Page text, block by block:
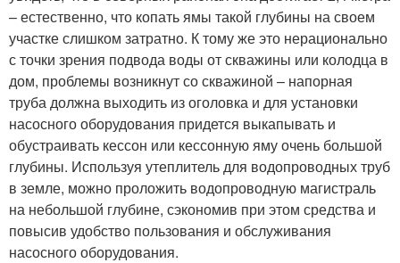
– естественно, что копать ямы такой глубины на своем
участке слишком затратно. К тому же это нерационально
с точки зрения подвода воды от скважины или колодца в
дом, проблемы возникнут со скважиной – напорная
труба должна выходить из оголовка и для установки
насосного оборудования придется выкапывать и
обустраивать кессон или кессонную яму очень большой
глубины. Используя утеплитель для водопроводных труб
в земле, можно проложить водопроводную магистраль
на небольшой глубине, сэкономив при этом средства и
повысив удобство пользования и обслуживания
насосного оборудования.